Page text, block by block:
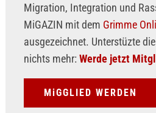
Migration, Integration und
MiGAZIN mit dem Grimme
ausgezeichnet. Unterstüzte
nichts mehr: Werde jetzt
MiGGLIED WERDEN